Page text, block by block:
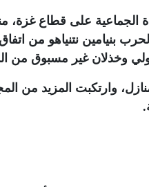
بنيامين نتنياهو من
غير مسبوق من
وارتكبت المزيد من